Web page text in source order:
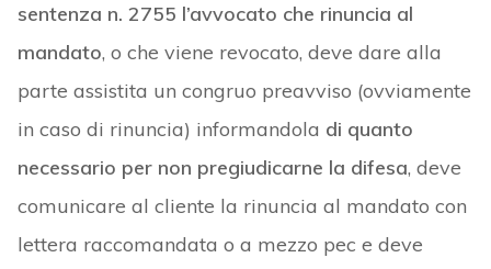
sentenza n. 2755 l’avvocato che rinuncia al
mandato, o che viene revocato, deve dare alla
parte assistita un congruo preavviso (ovviamente
in caso di rinuncia) informandola di quanto
necessario per non pregiudicarne la difesa, deve
comunicare al cliente la rinuncia al mandato con
lettera raccomandata o a mezzo pec e deve